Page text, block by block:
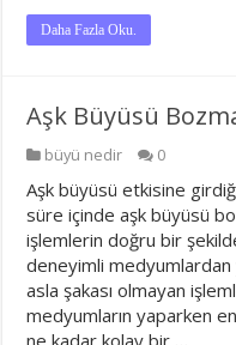
Daha Fazla Oku.
Aşk Büyüsü
büyü nedir 0
Aşk büyüsü etkisine
süre içinde aşk büyüsü
işlemlerin doğru bir
deneyimli medyumlardan
asla şakası olmayan
medyumların yaparken
ne kadar kolay bir …